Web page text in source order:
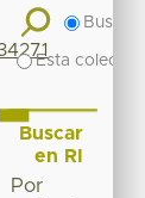
Buscar
Esta
Buscar
en RI
Por